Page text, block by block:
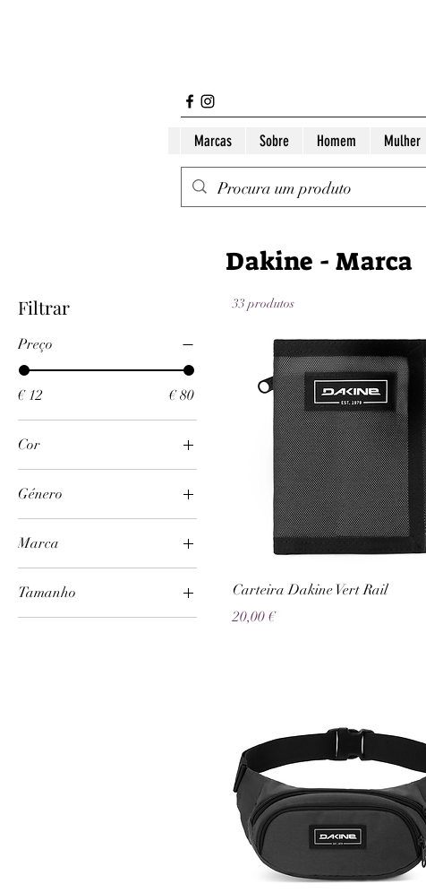
Marcas Sobre Homem Mulher
Dakine - Marca
Filtrar
Preço
€ 12 € 80
Cor
Género
Unissexo
Marca
Tamanho
33 produtos
Carteira Dakine Vert Rail
Preço
20,00 €